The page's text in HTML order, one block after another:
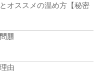
オススメの温め方【秘密
題
由